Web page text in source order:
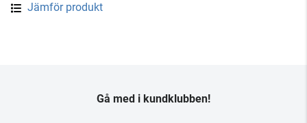
Jämför produkt
Gå med i kundklubben!